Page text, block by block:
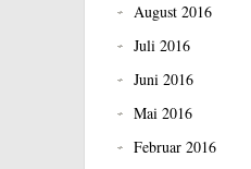
August 2016
Juli 2016
Juni 2016
Mai 2016
Februar 2016